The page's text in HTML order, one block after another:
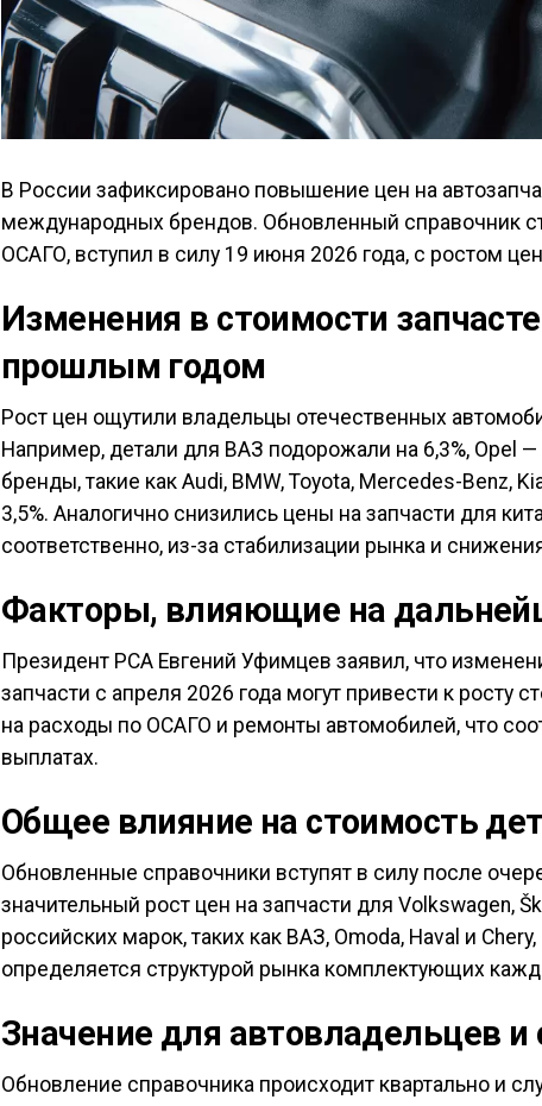
В России зафиксировано повышение цен на
международных брендов. Обновленный справочник
ОСАГО, вступил в силу 19 июня 2026 года, с ростом
Изменения в стоимости
прошлым годом
Рост цен ощутили владельцы отечественных
Например, детали для ВАЗ подорожали на 6,3%, Opel
бренды, такие как Audi, BMW, Toyota, Mercedes-Benz,
3,5%. Аналогично снизились цены на запчасти для
соответственно, из-за стабилизации рынка и
Факторы, влияющие на
Президент РСА Евгений Уфимцев заявил, что
запчасти с апреля 2026 года могут привести к росту
на расходы по ОСАГО и ремонты автомобилей, что
выплатах.
Общее влияние на стоимость
Обновленные справочники вступят в силу после
значительный рост цен на запчасти для Volkswagen,
российских марок, таких как ВАЗ, Omoda, Haval и
определяется структурой рынка комплектующих
Значение для автовладельцев
Обновление справочника происходит квартально и